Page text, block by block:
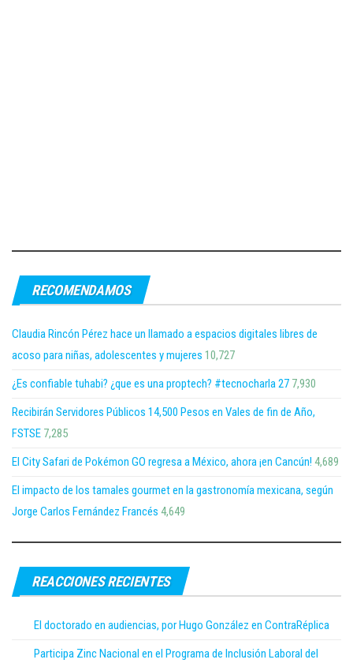
RECOMENDAMOS
Claudia Rincón Pérez hace un llamado a espacios digitales libres de
acoso para niñas, adolescentes y mujeres 10,727
¿Es confiable tuhabi? ¿que es una proptech? #tecnocharla 27 7,930
Recibirán Servidores Públicos 14,500 Pesos en Vales de fin de Año,
FSTSE 7,285
El City Safari de Pokémon GO regresa a México, ahora ¡en Cancún! 4,689
El impacto de los tamales gourmet en la gastronomía mexicana, según
Jorge Carlos Fernández Francés 4,649
REACCIONES RECIENTES
El doctorado en audiencias, por Hugo González en ContraRéplica
Participa Zinc Nacional en el Programa de Inclusión Laboral del